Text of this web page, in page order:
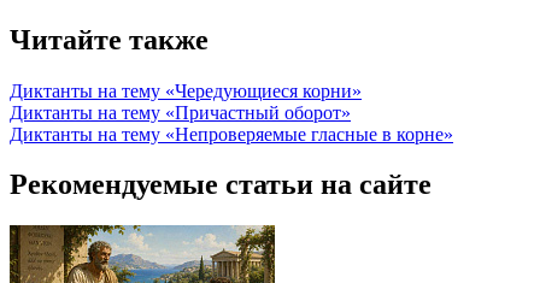
Читайте также
Диктанты на тему «Чередующиеся корни»
Диктанты на тему «Причастный оборот»
Диктанты на тему «Непроверяемые гласные в корне»
Рекомендуемые статьи на сайте